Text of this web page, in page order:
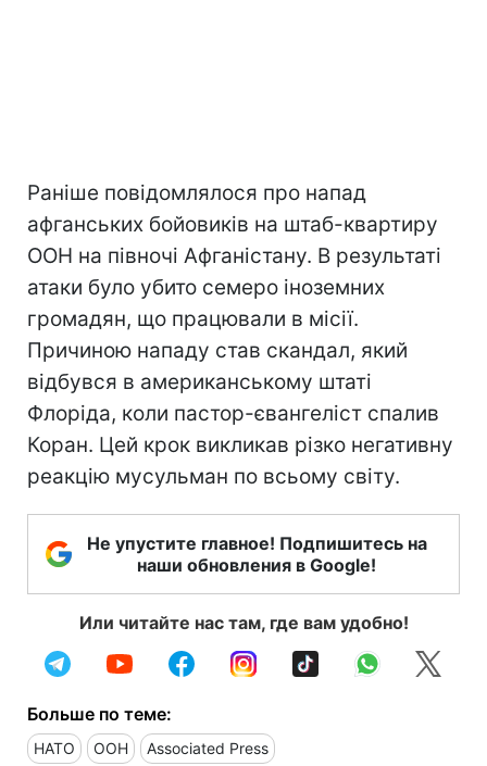
Раніше повідомлялося про напад
афганських бойовиків на штаб-квартиру
ООН на півночі Афганістану. В результаті
атаки було убито семеро іноземних
громадян, що працювали в місії.
Причиною нападу став скандал, який
відбувся в американському штаті
Флоріда, коли пастор-євангеліст спалив
Коран. Цей крок викликав різко негативну
реакцію мусульман по всьому світу.
Не упустите главное! Подпишитесь на
наши обновления в Google!
Или читайте нас там, где вам удобно!
Больше по теме:
НАТО ООН Associated Press